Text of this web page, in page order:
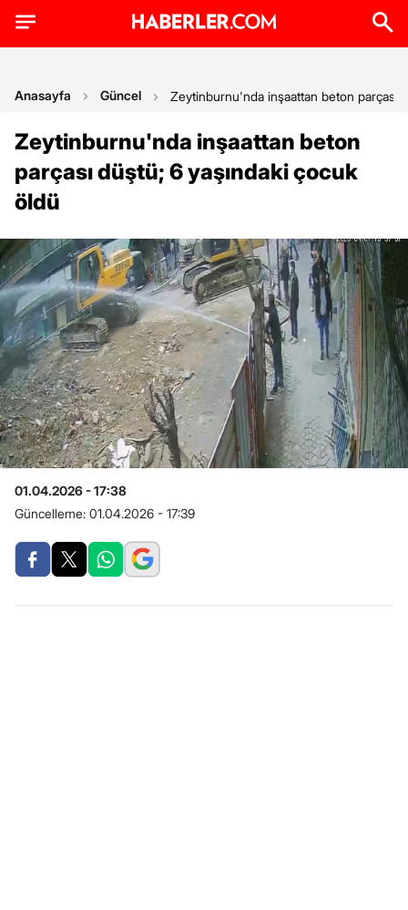
Anasayfa Güncel Zeytinburnu'nda inşaattan beton parçası
Zeytinburnu'nda inşaattan beton
parçası düştü; 6 yaşındaki çocuk
öldü
01.04.2026 - 17:38
Güncelleme: 01.04.2026 - 17:39